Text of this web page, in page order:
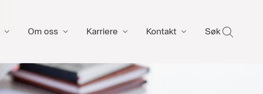
Om oss Karriere Kontakt Søk